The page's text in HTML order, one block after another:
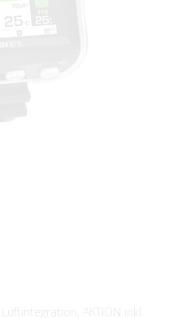
AKTION inkl.